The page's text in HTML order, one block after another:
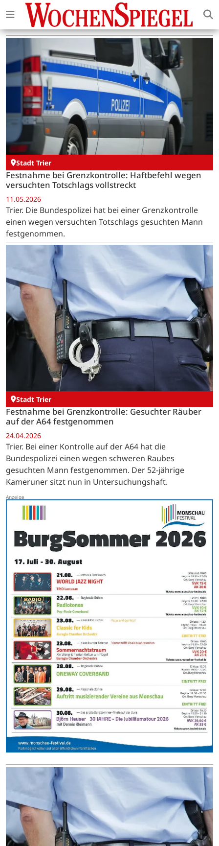
Stadt Trier
Festnahme bei Grenzkontrolle: Haftbefehl wegen
versuchten Totschlags vollstreckt
11.05.2026
Trier. Die Bundespolizei hat bei einer Grenzkontrolle
einen wegen versuchten Totschlags gesuchten Mann
festgenommen.
Stadt Trier
Festnahme bei Grenzkontrolle: Gesuchter Räuber
auf der A64 festgenommen
24.04.2026
Trier. Bei einer Kontrolle auf der A64 hat die
Bundespolizei einen wegen schweren Raubes
gesuchten Mann festgenommen. Der 52-jährige
Kameruner sitzt nun in Untersuchungshaft.